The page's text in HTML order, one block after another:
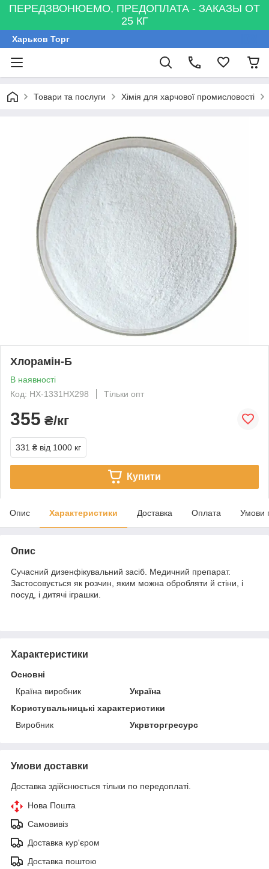
ПЕРЕДЗВОНЮЕМО, ПРЕДОПЛАТА - ЗАКАЗЫ ОТ
25 КГ
Харьков Торг
Товари та послуги Хімія для харчової промисловості
Хлорамін-Б
В наявності
Код: НХ-1331НХ298
Тільки опт
355 ₴/кг
331 ₴ від 1000 кг
Купити
Опис Характеристики Доставка Оплата Умови
Опис
Сучасний дизенфікувальний засіб. Медичний препарат.
Застосовується як розчин, яким можна обробляти й стіни, і
посуд, і дитячі іграшки.
Характеристики
Основні
Країна виробник
Україна
Користувальницькі характеристики
Виробник
Укрвторгресурс
Умови доставки
Доставка здійснюється тільки по передоплаті.
Нова Пошта
Самовивіз
Доставка кур'єром
Доставка поштою